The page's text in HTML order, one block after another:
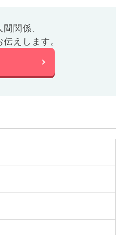
関係、
えします。